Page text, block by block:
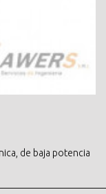
de baja potencia